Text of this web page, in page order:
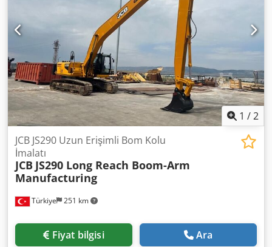
1 /2
Türkiye 251 km
JCB JS290 Uzun Erişimli Bom Kolu
İmalatı
JCB JS290 Long Reach Boom-Arm
Manufacturing
Fiyat bilgisi Ara